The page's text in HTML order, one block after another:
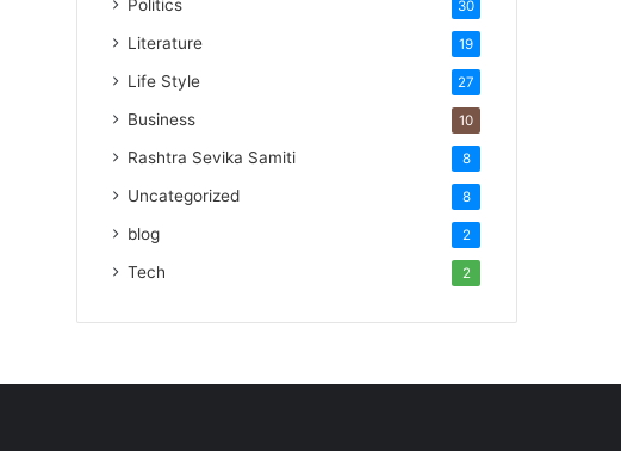
Politics 30
Literature 19
Life Style 27
Business 10
Rashtra Sevika Samiti 8
Uncategorized 8
blog 2
Tech 2